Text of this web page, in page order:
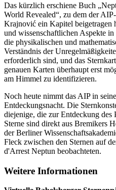
Das kürzlich erschiene Buch
World Revealed“, zu dem der
Krajnović ein Kapitel beigetragen
und wissenschaftlichen Aspekte
die physikalischen und
Verständnis der
erforderlich sind, und das
genauen Karten überhaupt erst
am Himmel zu identifizieren.
Noch heute nimmt das AIP in
Entdeckungsnacht. Die
diejenige, die zur Entdeckung des
Sterne sind direkt aus Bremikers
der Berliner
Fleck zwischen den Sternen auf
d'Arrest Neptun beobachteten.
Weitere Informationen